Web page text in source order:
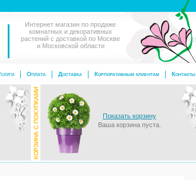
Интернет магазин по продаже
комнатных и декоративных
растений с доставкой по Москве
и Московской области
Контакты
Корпоративным клиентам
Доставка
Оплата
Показать корзину
Ваша корзина пуста.